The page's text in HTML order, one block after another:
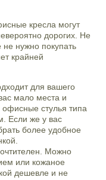
кресла могут
дорогих. Не
не нужно покупать
крайней
для вашего
мало места и
стулья типа
Если же у вас
более удобное
Можно
или кожаное
дешевле и не